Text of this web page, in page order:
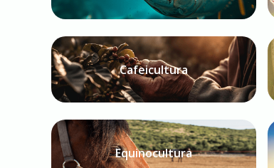
Cafeicultura
Equinocultura